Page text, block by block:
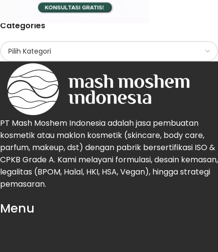
Categories
PT Mash Moshem Indonesia adalah jasa pembuatan
kosmetik atau maklon kosmetik (skincare, body care,
parfum, makeup, dst) dengan pabrik bersertifikasi ISO &
CPKB Grade A. Kami melayani formulasi, desain kemasan,
legalitas (BPOM, Halal, HKI, HSA, Vegan), hingga strategi
pemasaran.
Menu